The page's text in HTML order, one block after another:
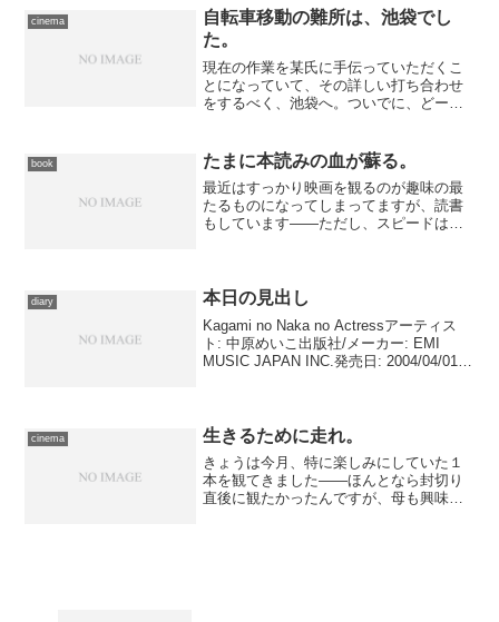
ックな曲が多いこのアルバ...
cinema
自転車移動の難所は、池袋でし
た。
現在の作業を某氏に手伝っていただくこ
とになっていて、その詳しい打ち合わせ
をするべく、池袋へ。ついでに、どーし
を前提に時間をずらしてもらったのはこ
こだけの話。 数日前まで...
book たまに本読みの血が蘇る。
最近はすっかり映画を観るのが趣味の最
たるものになってしまってますが、読書
もしています――ただし、スピードはだ
ージを繰るスピードにも勢...
diary 本日の見出し
Kagami no Naka no Actressアーティス
ト: 中原めいこ出版社/メーカー: EMI
MUSIC JAPAN INC.発売日: 2004/04/01メ
cinema 生きるために走れ。
きょうは今月、特に楽しみにしていた１
本を観てきました――ほんとなら封切り
直後に観たかったんですが、母も興味を